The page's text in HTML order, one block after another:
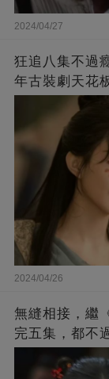
2024/04/27
狂追八集不過
年古裝劇天花
2024/04/26
無縫相接，繼
完五集，都不